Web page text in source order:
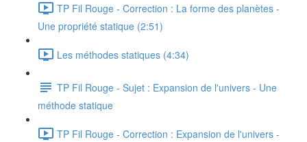
TP Fil Rouge - Correction : La forme des planètes -
Une propriété statique (2:51)
Les méthodes statiques (4:34)
TP Fil Rouge - Sujet : Expansion de l'univers - Une
méthode statique
TP Fil Rouge - Correction : Expansion de l'univers -